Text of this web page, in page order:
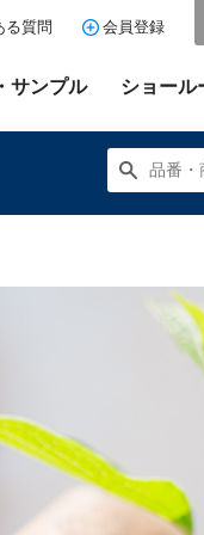
る質問 会員登録
サンプル ショール
した商品がここに表